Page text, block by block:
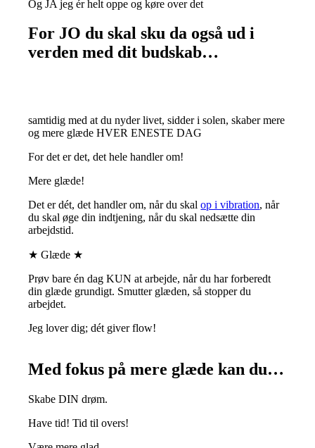
Og JA jeg ér helt oppe og køre over det
For JO du skal sku da også ud i
verden med dit budskab…
samtidig med at du nyder livet, sidder i solen, skaber mere
og mere glæde HVER ENESTE DAG
For det er det, det hele handler om!
Mere glæde!
Det er dét, det handler om, når du skalop i vibration, når
du skal øge din indtjening, når du skal nedsætte din
arbejdstid.
★ Glæde ★
Prøv bare én dag KUN at arbejde, når du har forberedt
din glæde grundigt. Smutter glæden, så stopper du
arbejdet.
Jeg lover dig; dét giver flow!
Med fokus på mere glæde kan du…
Skabe DIN drøm.
Have tid! Tid til overs!